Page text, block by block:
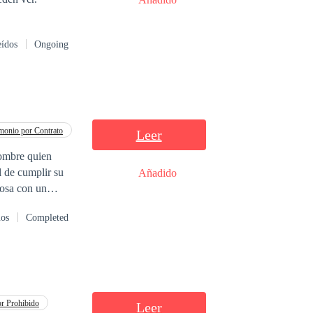
Ongoing
por Contrato
con un
antes de
no puede
Completed
Leer
Añadido
Prohibido
Leer